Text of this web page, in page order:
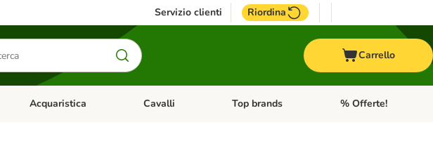
Servizio clienti Riordina
Carrello
Piccoli animali
Apri Menu Categoria: Uccelli
Acquaristica Apri Menu Categoria: Acquaristica
Cavalli Apri Menu Categoria: Cavalli
Top brands Apri Menu Categoria:
% Offerte!